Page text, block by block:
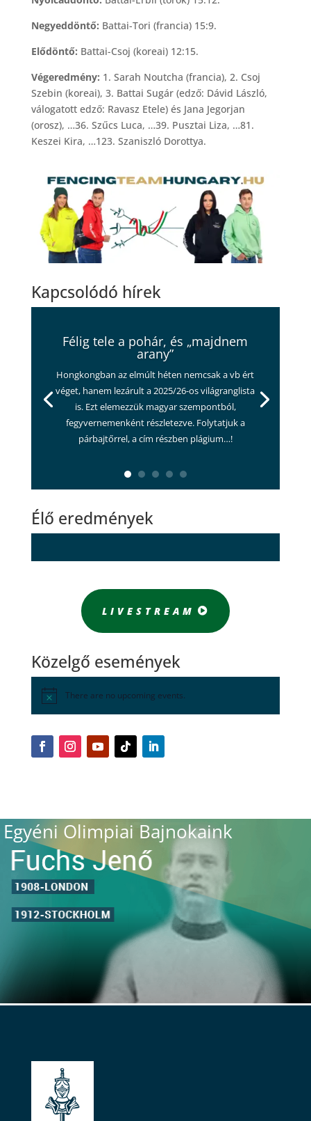
Negyeddöntő: Battai-Tori (francia) 15:9.
Elődöntő: Battai-Csoj (koreai) 12:15.
Végeredmény: 1. Sarah Noutcha (francia), 2. Csoj
Szebin (koreai), 3. Battai Sugár (edző: Dávid László,
válogatott edző: Ravasz Etele) és Jana Jegorjan
(orosz), …36. Szűcs Luca, …39. Pusztai Liza, …81.
Keszei Kira, …123. Szaniszló Dorottya.
Kapcsolódó hírek
Félig tele a pohár, és „majdnem
arany”
Hongkongban az elmúlt héten nemcsak a vb ért
véget, hanem lezárult a 2025/26-os világranglista
is. Ezt elemezzük magyar szempontból,
fegyvernemenként részletezve. Folytatjuk a
párbajtőrrel, a cím részben plágium…!
Élő eredmények
LIVESTREAM
Közelgő események
There are no upcoming events.
Egyéni Olimpiai Bajnokaink